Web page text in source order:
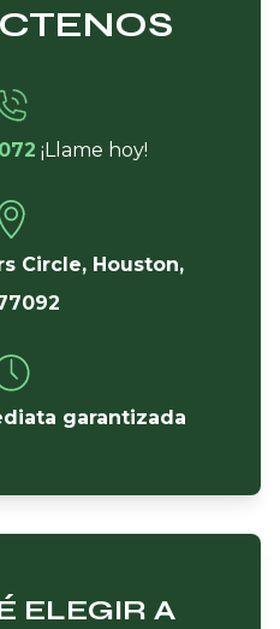
¡Llame hoy!
Circle, Houston,
garantizada
ELEGIR A